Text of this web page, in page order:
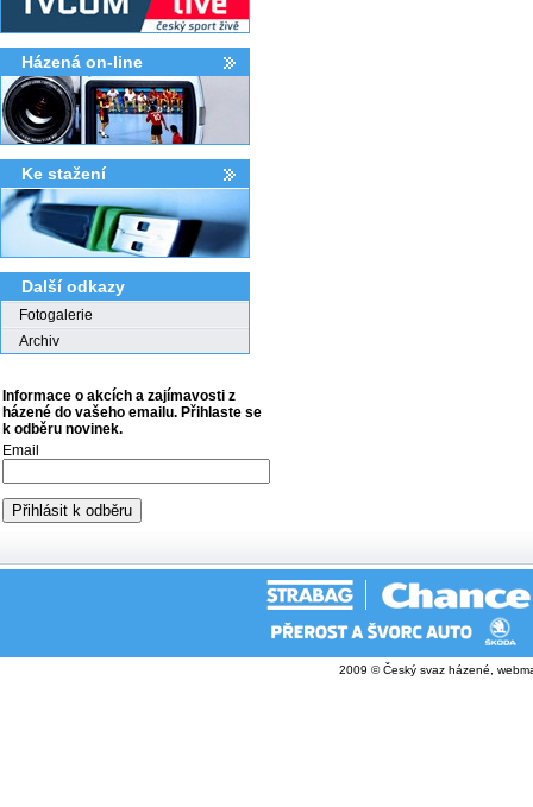
Házená on-line
Ke stažení­
Další odkazy
Fotogalerie
Archiv
Informace o akcích a zajímavosti z
házené do vašeho emailu. Přihlaste se
k odběru novinek.
Email
2009 © Český svaz házené,